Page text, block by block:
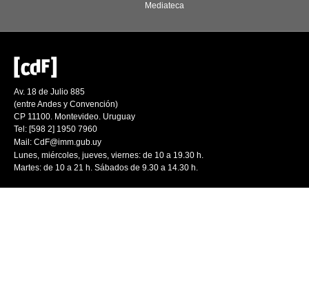
Mediateca
Av. 18 de Julio 885
(entre Andes y Convención)
CP 11100. Montevideo. Uruguay
Tel: [598 2] 1950 7960
Mail: CdF@imm.gub.uy
Lunes, miércoles, jueves, viernes: de 10 a 19.30 h.
Martes: de 10 a 21 h. Sábados de 9.30 a 14.30 h.